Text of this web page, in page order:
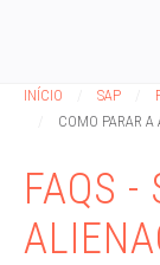
INÍCIO SAP
COMO PARAR A
FAQS -